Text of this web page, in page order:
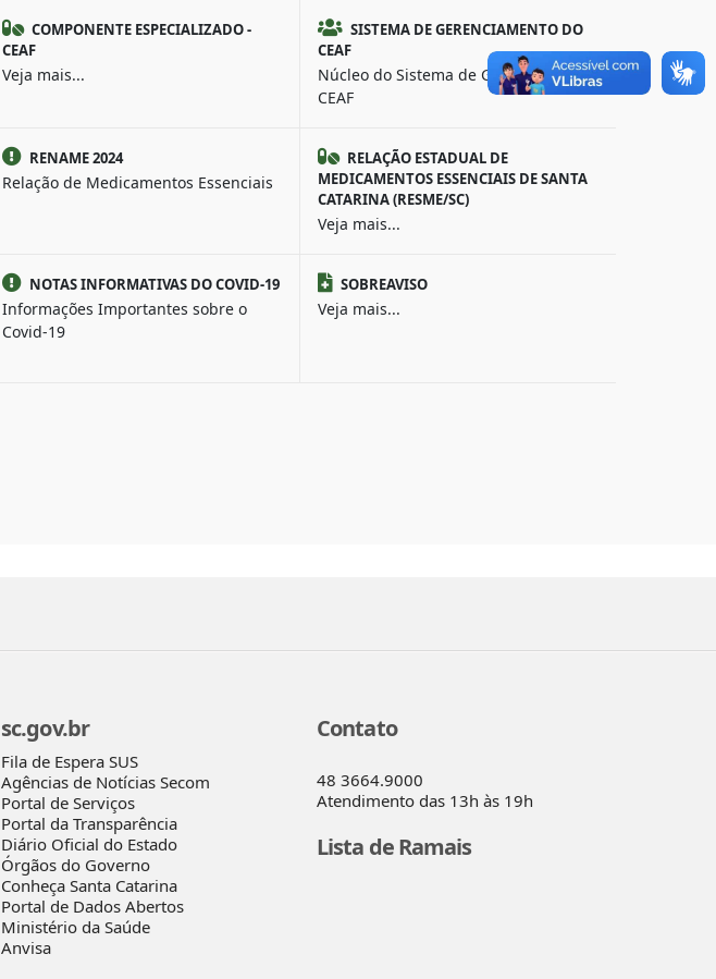
COMPONENTE ESPECIALIZADO -
CEAF
Veja mais...
SISTEMA DE GERENCIAMENTO DO
CEAF
Núcleo do Sistema de Gerenciamento
CEAF
RENAME 2024
Relação de Medicamentos Essenciais
RELAÇÃO ESTADUAL DE
MEDICAMENTOS ESSENCIAIS DE SANTA
CATARINA (RESME/SC)
Veja mais...
NOTAS INFORMATIVAS DO COVID-19
Informações Importantes sobre o
Covid-19
SOBREAVISO
Veja mais...
sc.gov.br
Fila de Espera SUS
Agências de Notícias Secom
Portal de Serviços
Portal da Transparência
Diário Oficial do Estado
Órgãos do Governo
Conheça Santa Catarina
Portal de Dados Abertos
Ministério da Saúde
Anvisa
Contato
48 3664.9000
Atendimento das 13h às 19h
Lista de Ramais